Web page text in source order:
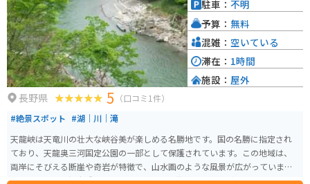
は、地元の魅力が詰まった道の駅です。ぜひ、お立ち寄りください。
長野県 5 （口コミ1件）
#絶景スポット #湖｜川｜滝
天龍峡は天竜川の壮大な峡谷美が楽しめる名勝地です。国の名勝に指定され
ており、天龍奥三河国定公園の一部として保護されています。この地域は、
両岸にそびえる断崖や奇岩が特徴で、山水画のような風景が広がっていま
す。特に、天龍峡大橋からの眺めは絶景で、散策や写真撮影に最適です。ま
駐車： 不明
予算： 無料
混雑： 空いている
滞在： 1時間
施設： 屋外